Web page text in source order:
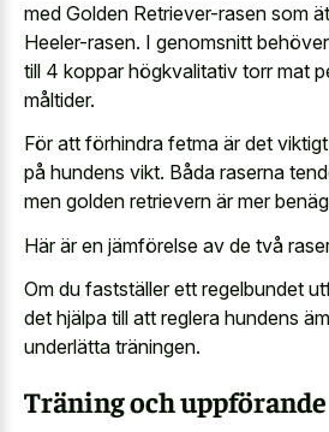
med Golden Retriever-rasen som
Heeler-rasen. I genomsnitt
till 4 koppar högkvalitativ torr mat
måltider.
För att förhindra fetma är det
på hundens vikt. Båda raserna
men golden retrievern är mer
Här är en jämförelse av de två
Om du fastställer ett regelbundet
det hjälpa till att reglera hundens
underlätta träningen.
Träning och uppförande